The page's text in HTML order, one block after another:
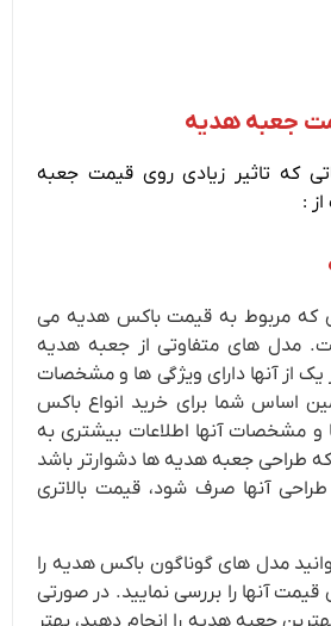
جعبه هدیه
که تاثیر زیادی روی قیمت جعبه
:
که مربوط به قیمت باکس هدیه می
مدل های متفاوتی از جعبه هدیه
یک از آنها دارای ویژگی‌ ها و مشخصات
اساس شما برای خرید انواع باکس
و مشخصات آنها اطلاعات بیشتری به
طراحی جعبه هدیه ها دشوارتر باشد
آنها صرف شود، قیمت بالاتری
مدل های گوناگون باکس هدیه را
آنها را بررسی نمایید. در صورتی
جعبه هدیه را انجام دهید، بهتر